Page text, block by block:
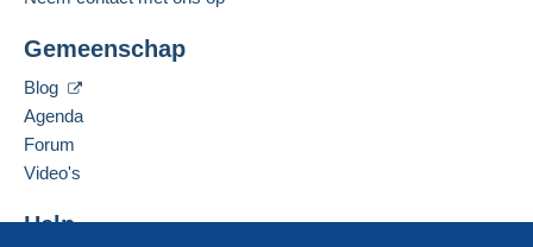
credit/debitcardof overboeking naar uw saldo,
Een onbetaalde aankoop kan gevolgen hebben
voor de rekening van de koper.
Als de verkoopvoorwaarden van de verkoper
clausules bevatten met betrekking tot de betaling,
moeten deze als nietig worden beschouwd. De
Delcampe, zoals gedefinieerd in de
Adres van de onderneming:
59 RÉSIDENCE LA FORET VIENNOISE
F-86100
Deze verkoper toevoegen aan mijn favorieten
Gemeenschap
Blog
Agenda
Forum
Video's
Help